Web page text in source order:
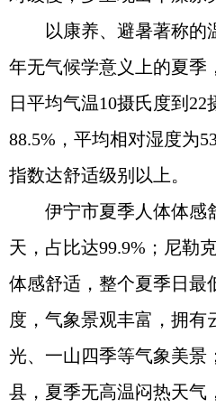
以康养、避暑著称的
年无气候学意义上的夏季
日平均气温10摄氏度到
88.5%，平均相对湿度为
指数达舒适级别以上。
伊宁市夏季人体体感
天，占比达99.9%；尼勒
体感舒适，整个夏季日最
度，气象景观丰富，拥有
光、一山四季等气象美景
县，夏季无高温闷热天气